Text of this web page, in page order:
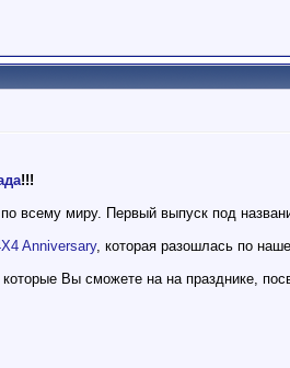
!!!
всему миру. Первый выпуск под
Anniversary, которая разошлась по
Вы сможете на на празднике,